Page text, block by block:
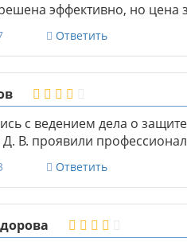
эффективно, но цена
Ответить
с ведением дела о
Д. В. проявили
Ответить